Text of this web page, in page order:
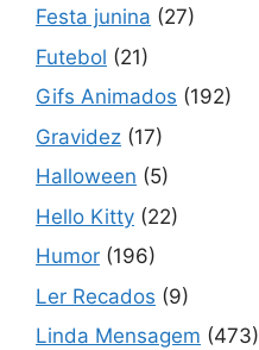
Festa junina (27)
Futebol (21)
Gifs Animados (192)
Gravidez (17)
Halloween (5)
Hello Kitty (22)
Humor (196)
Ler Recados (9)
Linda Mensagem (473)